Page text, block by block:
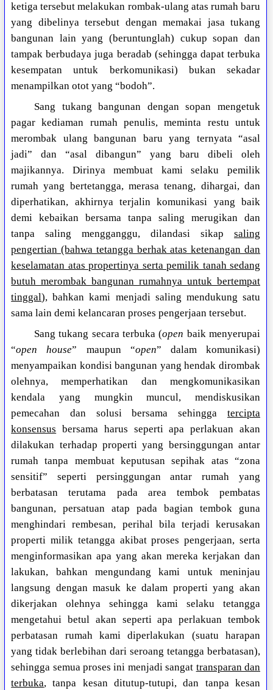
ketiga tersebut melakukan rombak-ulang atas rumah baru
yang dibelinya tersebut dengan memakai jasa tukang
bangunan lain yang (beruntunglah) cukup sopan dan
tampak berbudaya juga beradab (sehingga dapat terbuka
kesempatan untuk berkomunikasi) bukan sekadar
menampilkan otot yang “bodoh”.
Sang tukang bangunan dengan sopan mengetuk
pagar kediaman rumah penulis, meminta restu untuk
merombak ulang bangunan baru yang ternyata “asal
jadi” dan “asal dibangun” yang baru dibeli oleh
majikannya. Dirinya membuat kami selaku pemilik
rumah yang bertetangga, merasa tenang, dihargai, dan
diperhatikan, akhirnya terjalin komunikasi yang baik
demi kebaikan bersama tanpa saling merugikan dan
tanpa saling mengganggu, dilandasi sikap saling
pengertian (bahwa tetangga berhak atas ketenangan dan
keselamatan atas propertinya serta pemilik tanah sedang
butuh merombak bangunan rumahnya untuk bertempat
tinggal), bahkan kami menjadi saling mendukung satu
sama lain demi kelancaran proses pengerjaan tersebut.
Sang tukang secara terbuka (open baik menyerupai
“open house” maupun “open” dalam komunikasi)
menyampaikan kondisi bangunan yang hendak dirombak
olehnya, memperhatikan dan mengkomunikasikan
kendala yang mungkin muncul, mendiskusikan
pemecahan dan solusi bersama sehingga tercipta
konsensus bersama harus seperti apa perlakuan akan
dilakukan terhadap properti yang bersinggungan antar
rumah tanpa membuat keputusan sepihak atas “zona
sensitif” seperti persinggungan antar rumah yang
berbatasan terutama pada area tembok pembatas
bangunan, persatuan atap pada bagian tembok guna
menghindari rembesan, perihal bila terjadi kerusakan
properti milik tetangga akibat proses pengerjaan, serta
menginformasikan apa yang akan mereka kerjakan dan
lakukan, bahkan mengundang kami untuk meninjau
langsung dengan masuk ke dalam properti yang akan
dikerjakan olehnya sehingga kami selaku tetangga
mengetahui betul akan seperti apa perlakuan tembok
perbatasan rumah kami diperlakukan (suatu harapan
yang tidak berlebihan dari seroang tetangga berbatasan),
sehingga semua proses ini menjadi sangat transparan dan
terbuka, tanpa kesan ditutup-tutupi, dan tanpa kesan